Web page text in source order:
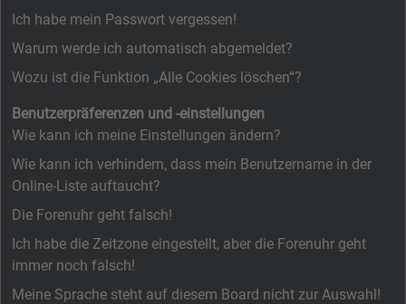
Ich habe mein Passwort vergessen!
Warum werde ich automatisch abgemeldet?
Wozu ist die Funktion „Alle Cookies löschen“?
Benutzerpräferenzen und -einstellungen
Wie kann ich meine Einstellungen ändern?
Wie kann ich verhindern, dass mein Benutzername in der
Online-Liste auftaucht?
Die Forenuhr geht falsch!
Ich habe die Zeitzone eingestellt, aber die Forenuhr geht
immer noch falsch!
Meine Sprache steht auf diesem Board nicht zur Auswahl!